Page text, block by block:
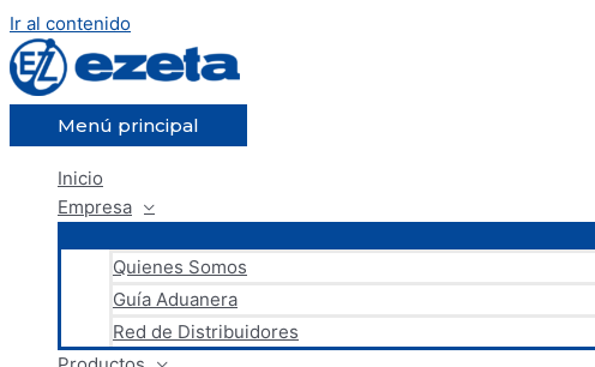
Ir al contenido
Menú principal
Inicio
Empresa
Quienes Somos
Guía Aduanera
Red de Distribuidores